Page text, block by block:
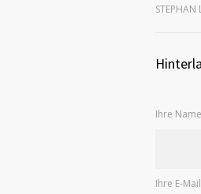
STEPHAN
Ihre Name
Ihre E-Mail